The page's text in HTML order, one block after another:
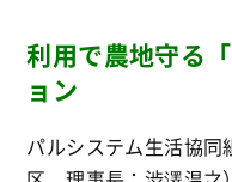
利用で農地守る
ョン
パルシステム生活協